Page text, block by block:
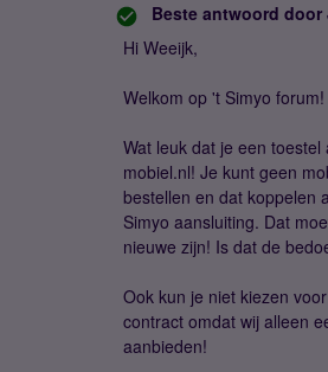
Beste antwoord door
Hi Weeijk,
Welkom op 't Simyo forum!
Wat leuk dat je een toestel
mobiel.nl! Je kunt geen
bestellen en dat koppelen
Simyo aansluiting. Dat
nieuwe zijn! Is dat de
Ook kun je niet kiezen
contract omdat wij alleen
aanbieden!